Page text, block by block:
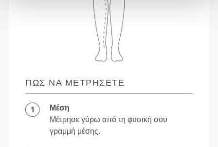
ΠΏΣ ΝΑ ΜΕΤΡΉΣΕΤΕ
Μέση
Μέτρησε γύρω από τη φυσική σου
γραμμή μέσης.